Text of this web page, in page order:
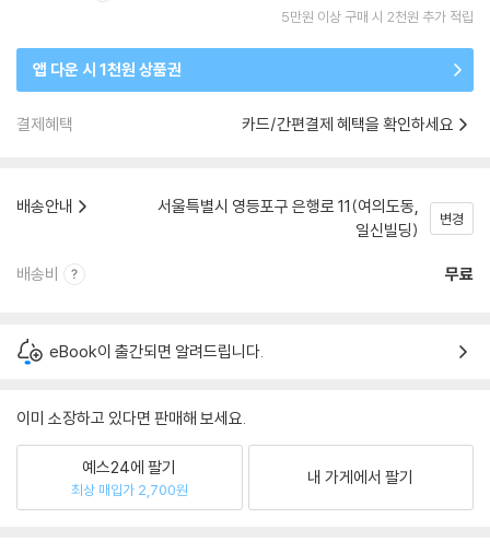
5만원 이상 구매 시 2천원 추가 적립
앱 다운 시 1천원 상품권
결제혜택 카드/간편결제 혜택을 확인하세요
배송안내
서울특별시 영등포구 은행로 11(여의도동,
일신빌딩)
변경
배송비 무료
eBook이 출간되면 알려드립니다.
이미 소장하고 있다면 판매해 보세요.
예스24에 팔기
최상 매입가 2,700원
내 가게에서 팔기